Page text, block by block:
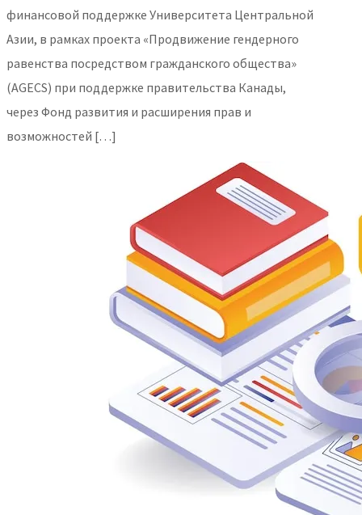
финансовой поддержке Университета Центральной
Азии, в рамках проекта «Продвижение гендерного
равенства посредством гражданского общества»
(AGECS) при поддержке правительства Канады,
через Фонд развития и расширения прав и
возможностей […]